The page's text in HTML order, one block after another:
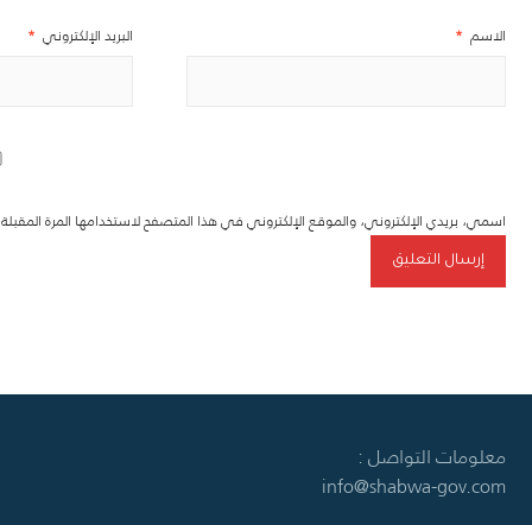
الاسم * البريد الإلكتروني *
اسمي، بريدي الإلكتروني، والموقع الإلكتروني في هذا المتصفح لاستخدامها المرة
معلومات التواصل :
info@shabwa-gov.com